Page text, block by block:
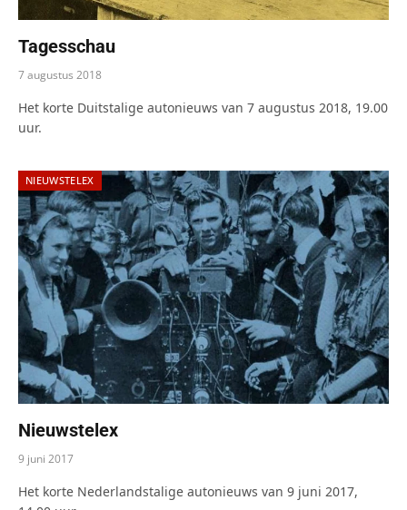
Tagesschau
7 augustus 2018
Het korte Duitstalige autonieuws van 7 augustus 2018, 19.00
uur.
NIEUWSTELEX
Nieuwstelex
9 juni 2017
Het korte Nederlandstalige autonieuws van 9 juni 2017,